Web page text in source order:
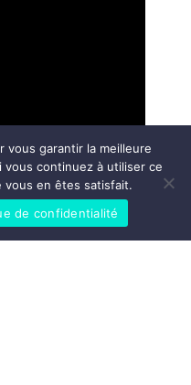
vous garantir la meilleure
continuez à utiliser ce
vous en êtes satisfait.
de confidentialité